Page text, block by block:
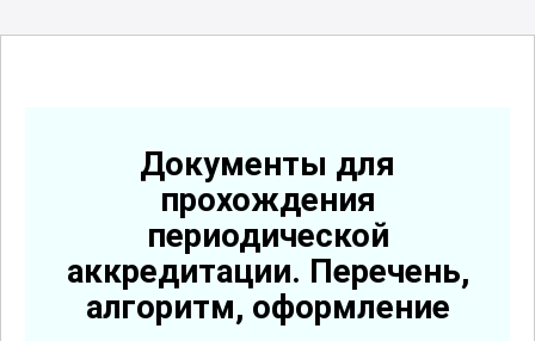
Документы для
прохождения
периодической
аккредитации. Перечень,
алгоритм, оформление